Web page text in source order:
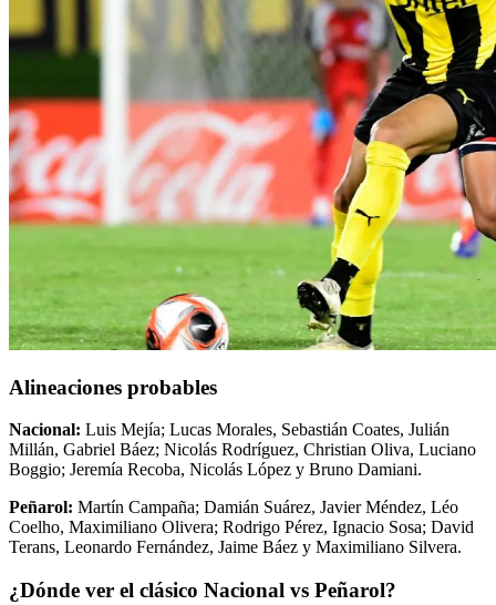
Alineaciones probables
Nacional: Luis Mejía; Lucas Morales, Sebastián Coates, Julián
Millán, Gabriel Báez; Nicolás Rodríguez, Christian Oliva, Luciano
Boggio; Jeremía Recoba, Nicolás López y Bruno Damiani.
Peñarol: Martín Campaña; Damián Suárez, Javier Méndez, Léo
Coelho, Maximiliano Olivera; Rodrigo Pérez, Ignacio Sosa; David
Terans, Leonardo Fernández, Jaime Báez y Maximiliano Silvera.
¿Dónde ver el clásico Nacional vs Peñarol?